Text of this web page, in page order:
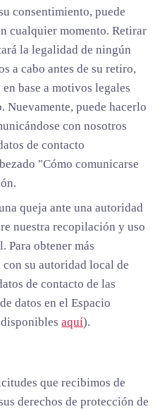
consentimiento, puede
cualquier momento. Retirar
la legalidad de ningún
a cabo antes de su retiro,
base a motivos legales
puede hacerlo
con nosotros
de contacto
"Cómo comunicarse
queja ante una autoridad
nuestra recopilación y uso
Para obtener más
su autoridad local de
de contacto de las
datos en el Espacio
disponiblesaquí).
que recibimos de
derechos de protección de